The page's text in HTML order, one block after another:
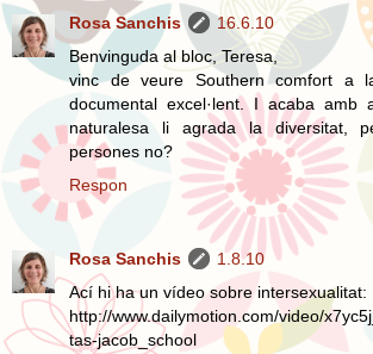
Rosa Sanchis
16.6.10
Benvinguda al bloc, Teresa,
vinc de veure Southern comfort a
documental excel·lent. I acaba amb
naturalesa li agrada la diversitat,
persones no?
Respon
Rosa Sanchis
1.8.10
Ací hi ha un vídeo sobre intersexualitat:
http://www.dailymotion.com/video/
tas-jacob_school